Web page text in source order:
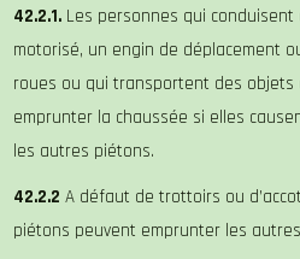
42.2.1. Les personnes qui conduisent
motorisé, un engin de déplacement
roues ou qui transportent des objets
emprunter la chaussée si elles
les autres piétons.
42.2.2 A défaut de trottoirs ou
piétons peuvent emprunter les